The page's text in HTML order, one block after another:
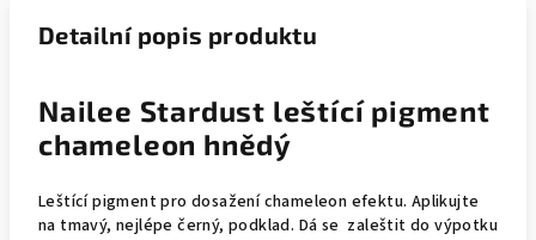
Detailní popis produktu
Nailee Stardust leštící pigment
chameleon hnědý
Leštící pigment pro dosažení chameleon efektu. Aplikujte
na tmavý, nejlépe černý, podklad. Dá se zaleštit do výpotku